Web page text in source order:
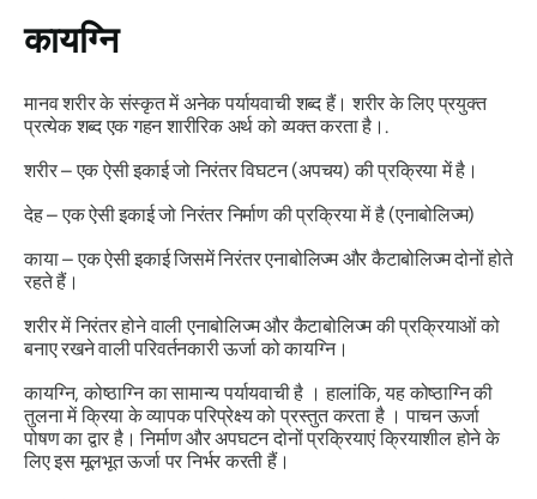
कायग्नि
मानव शरीर के संस्कृत में अनेक पर्यायवाची शब्द हैं। शरीर के लिए प्रयुक्त
प्रत्येक शब्द एक गहन शारीरिक अर्थ को व्यक्त करता है।.
शरीर –एक ऐसी इकाई जो निरंतर विघटन (अपचय) की प्रक्रिया में है।
देह –एक ऐसी इकाई जो निरंतर निर्माण की प्रक्रिया में है (एनाबोलिज्म)
काया –एक ऐसी इकाई जिसमें निरंतर एनाबोलिज्म और कैटाबोलिज्म दोनों होते
रहते हैं।
शरीर में निरंतर होने वाली एनाबोलिज्म और कैटाबोलिज्म की प्रक्रियाओं को
बनाए रखने वाली परिवर्तनकारी ऊर्जा कोकायग्नि।
कायग्नि, कोष्ठाग्निका सामान्य पर्यायवाची है । हालांकि, यहकोष्ठाग्निकी
तुलना में क्रिया के व्यापक परिप्रेक्ष्य को प्रस्तुत करता है । पाचन ऊर्जा
पोषण का द्वार है। निर्माण और अपघटन दोनों प्रक्रियाएं क्रियाशील होने के
लिए इस मूलभूत ऊर्जा पर निर्भर करती हैं।